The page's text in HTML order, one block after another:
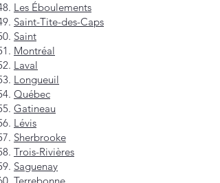
Les Éboulements
Saint-Tite-des-Caps
Saint
Montréal
Laval
Longueuil
Québec
Gatineau
Lévis
Sherbrooke
Trois-Rivières
Saguenay